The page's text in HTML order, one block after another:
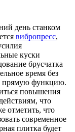
день станком
вибропресс,
куски
брусчатка
время без
прямую функцию.
повышения
что
отметить, что
современное
плитка будет